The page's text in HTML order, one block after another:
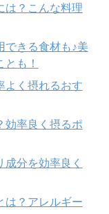
は？こんな料理
できる食材も♪美
も！
よく摂れるおす
効率良く摂るポ
分を効率良く
は？アレルギー